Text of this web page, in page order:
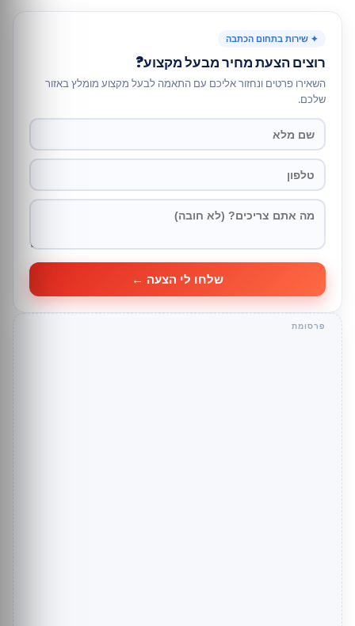
✦ שירות בתחום הכתבה
רוצים הצעת מחיר מבעל מקצוע?
השאירו פרטים ונחזור אליכם עם התאמה לבעל מקצוע מומלץ באזור
שלכם.
שלחו לי הצעה ←